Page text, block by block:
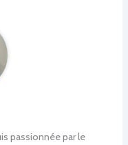
passionnée par le